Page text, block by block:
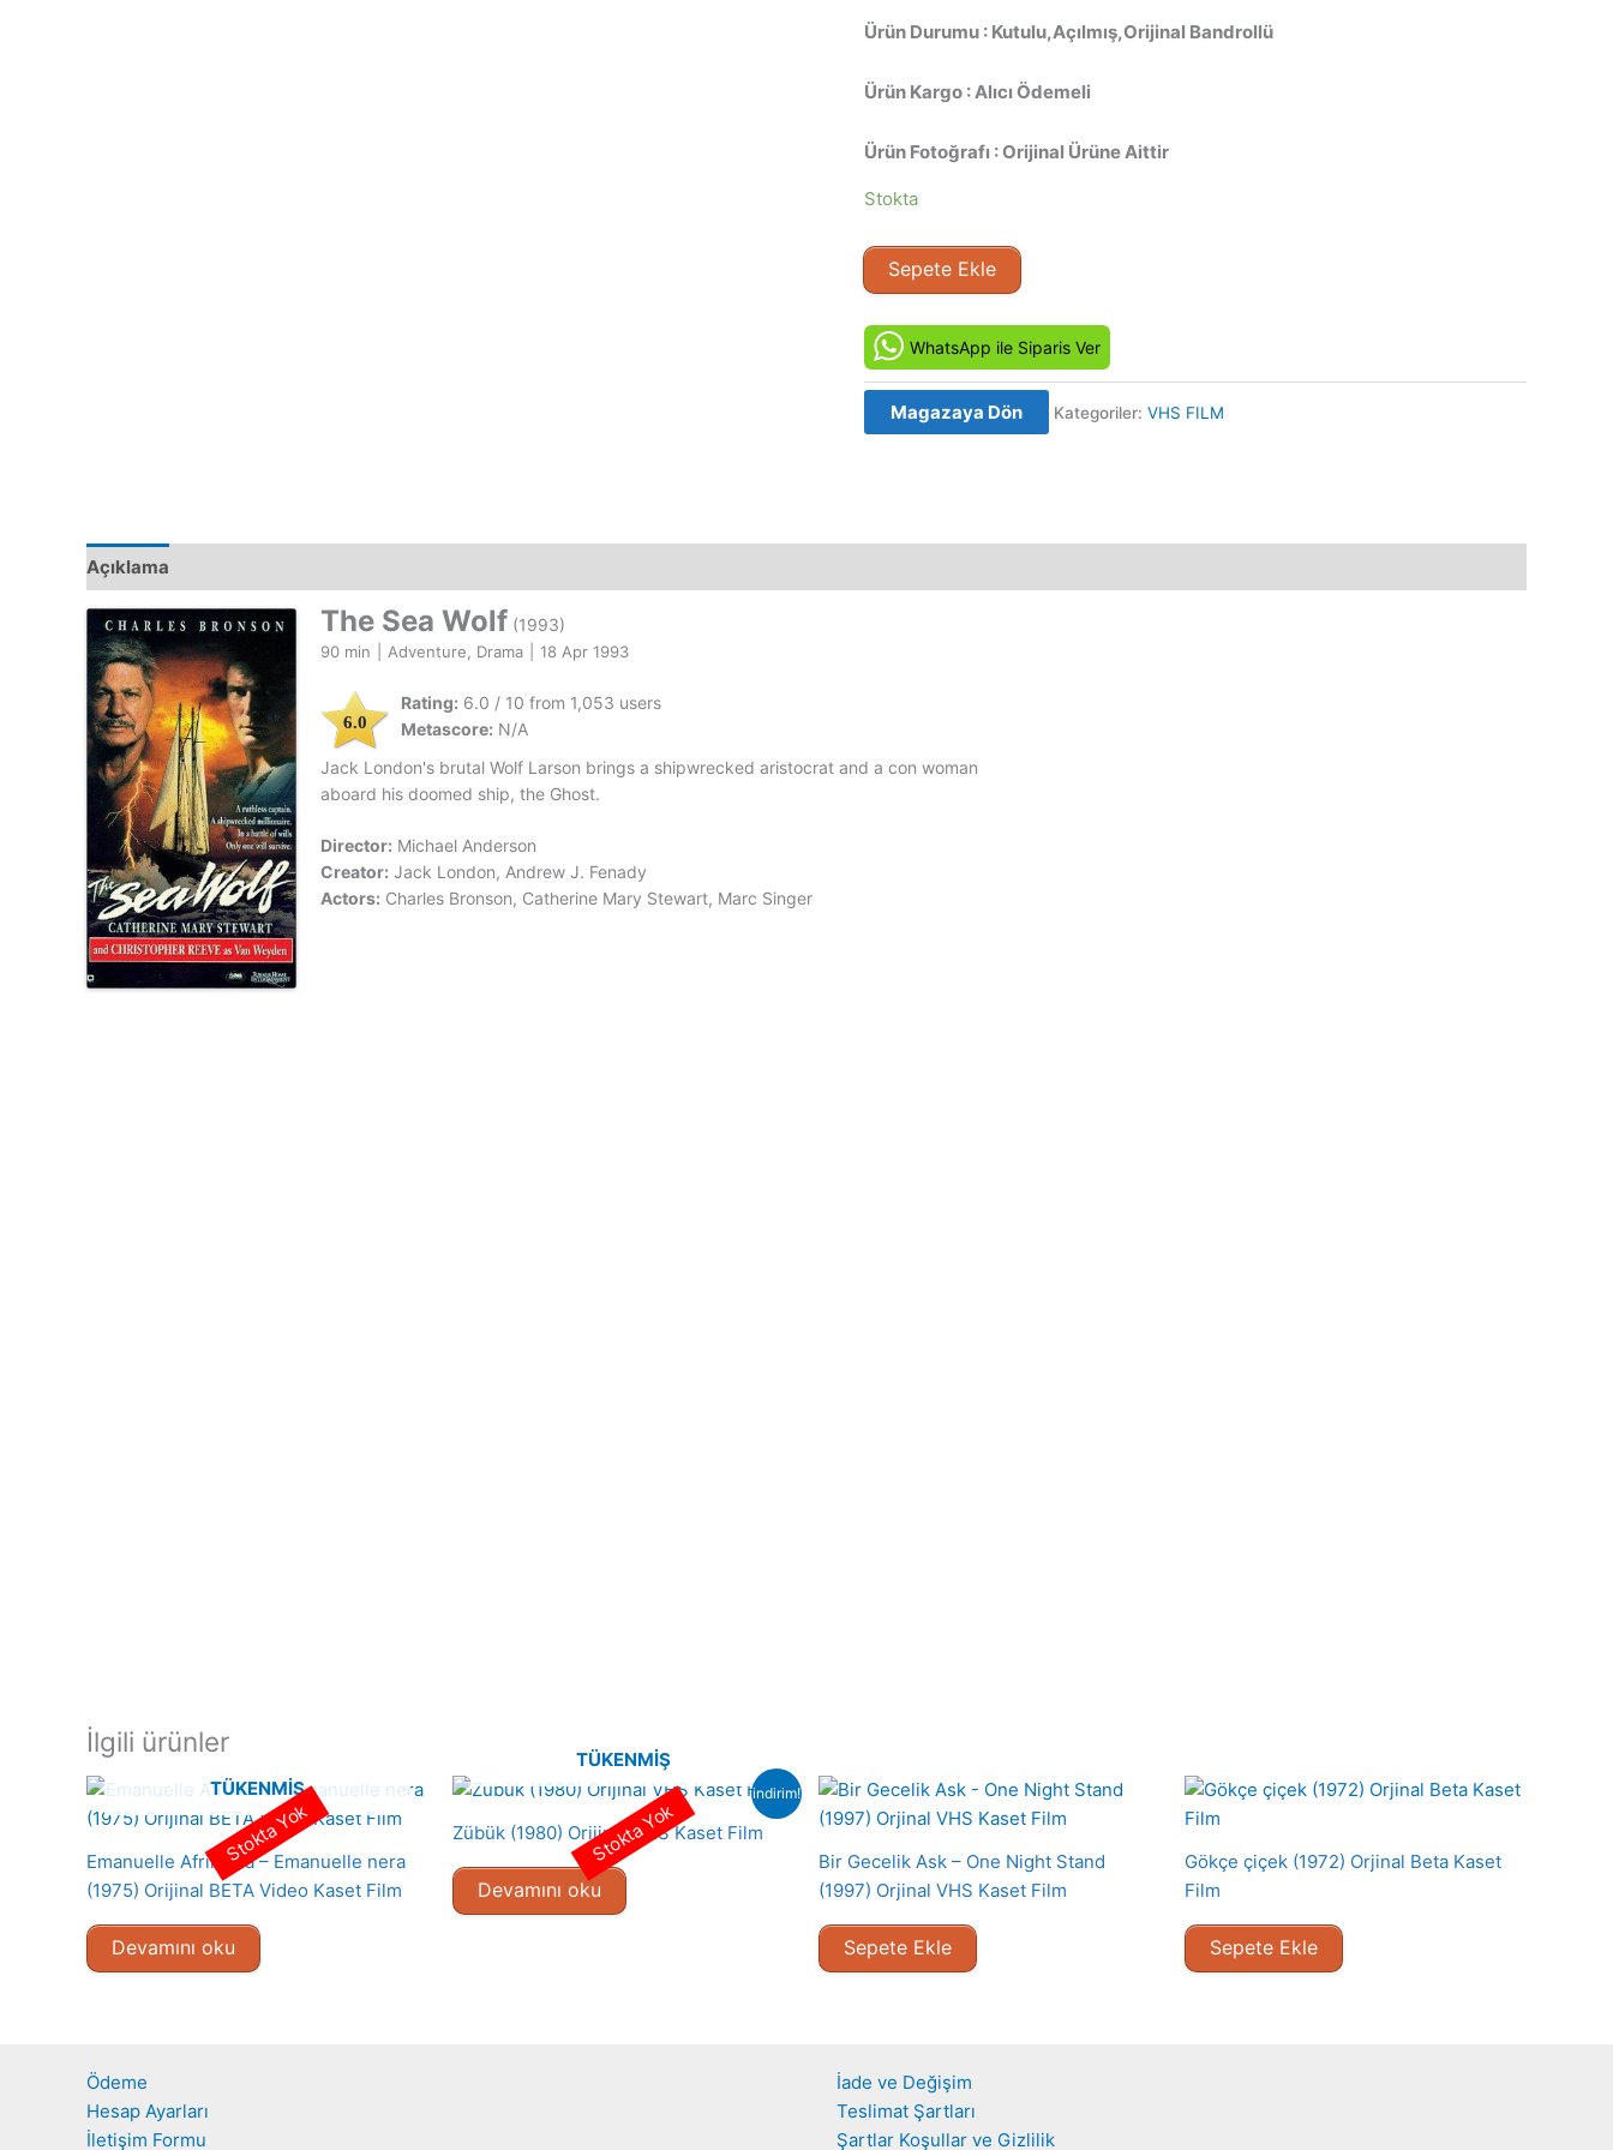
Ürün Durumu : Kutulu,Açılmış,Orijinal Bandrollü
Ürün Kargo : Alıcı Ödemeli
Ürün Fotoğrafı : Orijinal Ürüne Aittir
Stokta
Deniz
Kurdu
The
Sea
Wolf
(1993)
Kaset
Sepete Ekle
WhatsApp ile Siparis Ver
Magazaya Dön Kategoriler: VHS FILM
Açıklama
The Sea Wolf (1993)
90 min Adventure, Drama 18 Apr 1993
6.0
Rating: 6.0 / 10 from 1,053 users
Metascore: N/A
Jack London's brutal Wolf Larson brings a shipwrecked aristocrat and a con woman
aboard his doomed ship, the Ghost.
Director: Michael Anderson
Creator: Jack London, Andrew J. Fenady
Actors: Charles Bronson, Catherine Mary Stewart, Marc Singer
İlgili ürünler
TÜKENMIŞ
Emanuelle Afrika da – Emanuelle nera
(1975) Orijinal BETA Video Kaset Film
Devamını oku
Stokta Yok
indirim!
TÜKENMIŞ
Zübük (1980) Orijinal VHS Kaset Film
Devamını oku
Stokta Yok
Bir Gecelik Ask – One Night Stand
(1997) Orjinal VHS Kaset Film
Sepete Ekle
Gökçe çiçek (1972) Orjinal Beta Kaset
Film
Sepete Ekle
Ödeme
Hesap Ayarları
İletişim Formu
İade ve Değişim
Teslimat Şartları
Şartlar Koşullar ve Gizlilik